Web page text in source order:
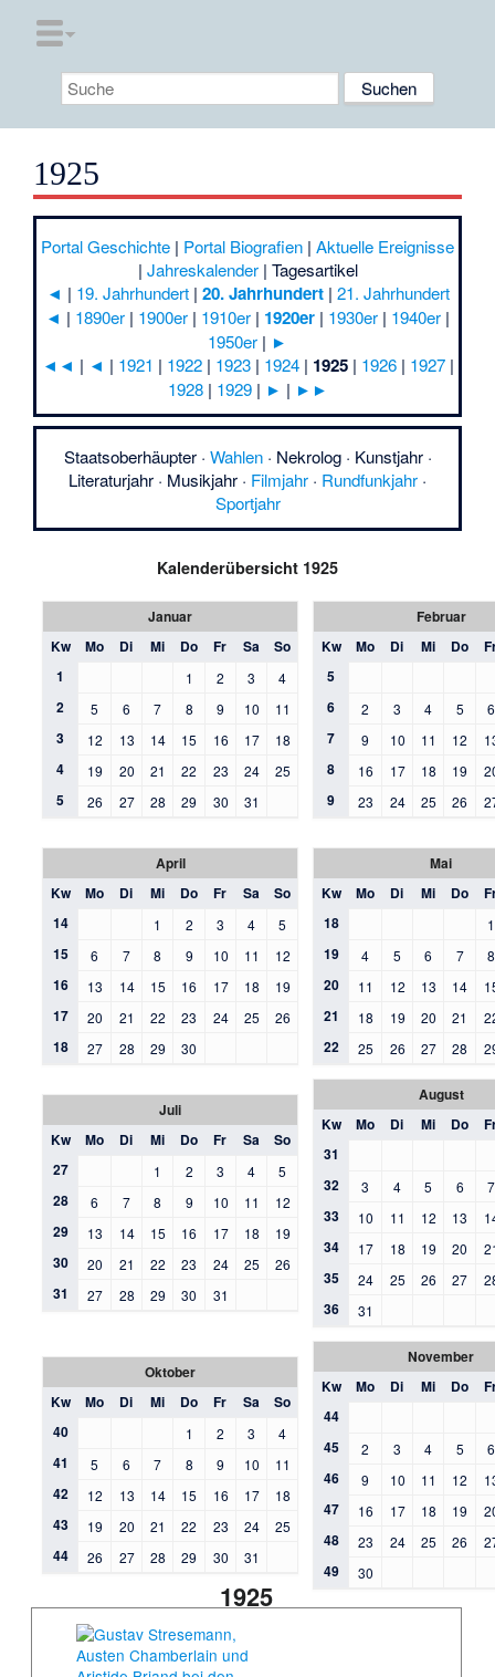
1925
Portal Geschichte | Portal Biografien | Aktuelle Ereignisse
| Jahreskalender| Tagesartikel
◄ | 19. Jahrhundert| 20. Jahrhundert| 21. Jahrhundert
◄ | 1890er | 1900er | 1910er | 1920er | 1930er | 1940er |
1950er | ►
◄◄ | ◄ | 1921 | 1922| 1923| 1924| 1925| 1926| 1927|
1928| 1929| ► | ►►
Staatsoberhäupter· Wahlen· Nekrolog· Kunstjahr·
Literaturjahr · Musikjahr · Filmjahr · Rundfunkjahr ·
Sportjahr
Kalenderübersicht 1925
Januar
Kw
Mo Di Mi Do Fr Sa
So
1
1 2 3 4
2 5 6 7 8 9 10 11
3 12 13 14 15 16 17 18
4 19 20 21 22 23 24 25
5 26 27 28 29 30 31
Februar
Kw
Mo Di Mi Do
5
6
2 3 4 5 6
7 9 10 11 12
8 16 17 18 19
9 23 24 25 26
April
Kw
Mo Di Mi Do Fr Sa
So
14
1 2 3 4 5
15 6 7 8 9 10 11 12
16 13 14 15 16 17 18 19
17 20 21 22 23 24 25 26
18 27 28 29 30
Mai
Kw
Mo Di Mi Do
18
1
19 4 5 6 7 8
20 11 12 13 14
21 18 19 20 21
22 25 26 27 28
Juli
Kw
Mo Di Mi Do Fr Sa
So
27
1 2 3 4 5
28 6 7 8 9 10 11 12
29 13 14 15 16 17 18 19
30 20 21 22 23 24 25 26
31 27 28 29 30 31
August
Kw
Mo Di Mi Do
31
32
3 4 5 6 7
33 10 11 12 13
34 17 18 19 20
35 24 25 26 27
36 31
Oktober
Kw
Mo Di Mi Do Fr Sa
So
40
1 2 3 4
41 5 6 7 8 9 10 11
42 12 13 14 15 16 17 18
43 19 20 21 22 23 24 25
44 26 27 28 29 30 31
November
Kw
Mo Di Mi Do
44
45
2 3 4 5 6
46 9 10 11 12
47 16 17 18 19
48 23 24 25 26
49 30
1925